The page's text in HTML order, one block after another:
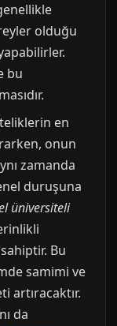
olduğu
bu
en
onun
zamanda
duruşuna
üniversiteli
Bu
samimi ve
artıracaktır.
da